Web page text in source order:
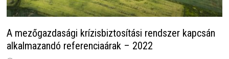
A mezőgazdasági krízisbiztosítási rendszer kapcsán
alkalmazandó referenciaárak – 2022